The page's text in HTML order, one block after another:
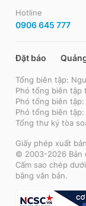
Hotline
0906 645 777
Đặt báo
Tổng biên tập:
Phó tổng biên tập
Phó tổng biên tập:
Phó tổng biên
Tổng thư ký tòa
Giấy phép xuất
© 2003-2026 Bản
Cấm sao chép
bằng văn bản.